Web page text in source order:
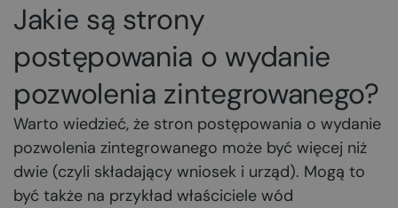
Jakie są strony
postępowania o wydanie
pozwolenia zintegrowanego?
Warto wiedzieć, że stron postępowania o wydanie
pozwolenia zintegrowanego może być więcej niż
dwie (czyli składający wniosek i urząd). Mogą to
być także na przykład właściciele wód